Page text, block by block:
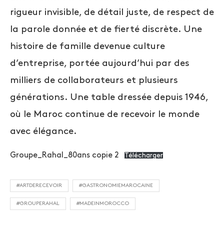
rigueur invisible, de détail juste, de respect de
la parole donnée et de fierté discrète. Une
histoire de famille devenue culture
d’entreprise, portée aujourd’hui par des
milliers de collaborateurs et plusieurs
générations. Une table dressée depuis 1946,
où le Maroc continue de recevoir le monde
avec élégance.
Groupe_Rahal_80ans copie 2 Télécharger
#ARTDERECEVOIR #GASTRONOMIEMAROCAINE
#GROUPERAHAL #MADEINMOROCCO